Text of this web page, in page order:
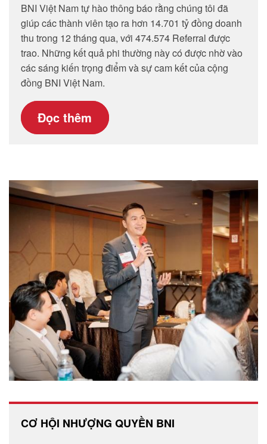
BNI Việt Nam tự hào thông báo rằng chúng tôi đã
giúp các thành viên tạo ra hơn 14.701 tỷ đồng doanh
thu trong 12 tháng qua, với 474.574 Referral được
trao. Những kết quả phi thường này có được nhờ vào
các sáng kiến trọng điểm và sự cam kết của cộng
đồng BNI Việt Nam.
Đọc thêm
CƠ HỘI NHƯỢNG QUYỀN BNI